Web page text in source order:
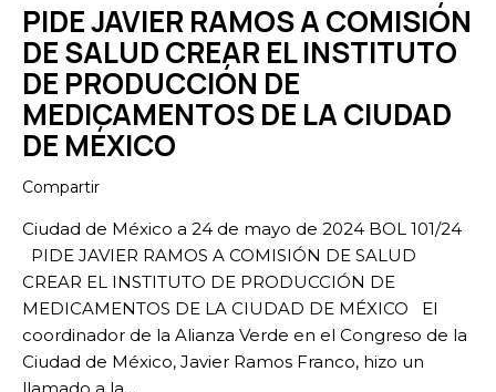
PIDE JAVIER RAMOS A COMISIÓN
DE SALUD CREAR EL INSTITUTO
DE PRODUCCIÓN DE
MEDICAMENTOS DE LA CIUDAD
DE MÉXICO
Compartir
Ciudad de México a 24 de mayo de 2024 BOL 101/24
PIDE JAVIER RAMOS A COMISIÓN DE SALUD
CREAR EL INSTITUTO DE PRODUCCIÓN DE
MEDICAMENTOS DE LA CIUDAD DE MÉXICO El
coordinador de la Alianza Verde en el Congreso de la
Ciudad de México, Javier Ramos Franco, hizo un